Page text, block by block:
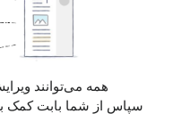
همه می‌توانند
سپاس از شما بابت کمک